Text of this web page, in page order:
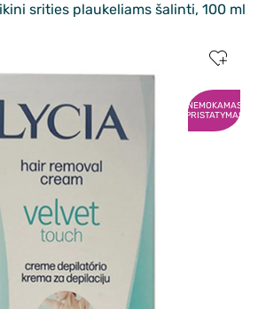
srities plaukeliams šalinti, 100 ml
NEMOKAMAS
PRISTATYMAS